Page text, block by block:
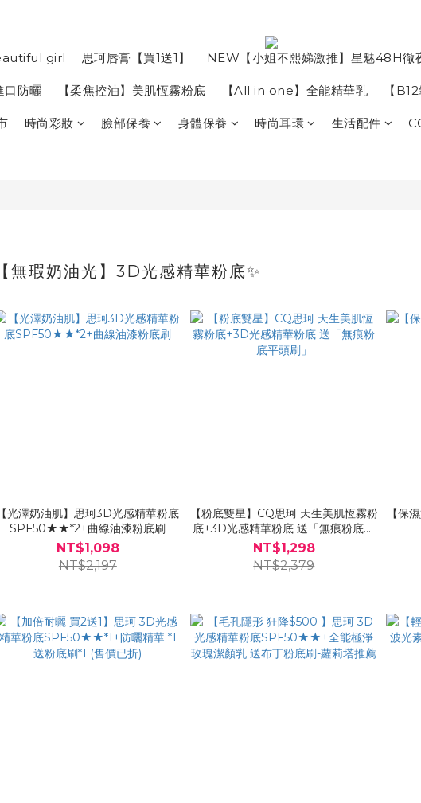
girl 思珂唇膏【買1送1】 NEW【小姐不熙娣激推】星魅48H徹
口防曬 【柔焦控油】美肌恆霧粉底 【All in one】全能精華乳 【
時尚彩妝 臉部保養 身體保養 時尚耳環 生活配件
【無瑕奶油光】3D光感精華粉底✨
【光澤奶油肌】思珂3D光感精華粉底
SPF50★★*2+曲線油漆粉底刷
NT$1,098
NT$2,197
【粉底雙星】CQ思珂 天生美肌恆霧粉
底+3D光感精華粉底 送「無痕粉底平
頭刷」
NT$1,298
NT$2,379
【保